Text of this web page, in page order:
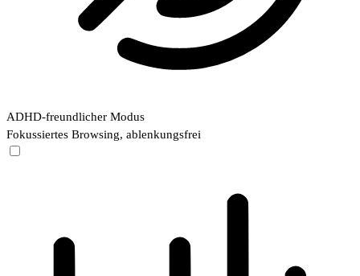
ADHD-freundlicher Modus
Fokussiertes Browsing, ablenkungsfrei